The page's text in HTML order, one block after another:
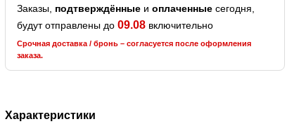
Заказы, подтверждённые и оплаченные сегодня,
будут отправлены до 09.08 включительно
Срочная доставка / бронь – согласуется после оформления
заказа.
Характеристики